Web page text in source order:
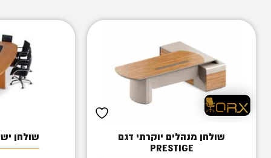
שולחן מנהלים יוקרתי דגם
PRESTIGE
שולחן